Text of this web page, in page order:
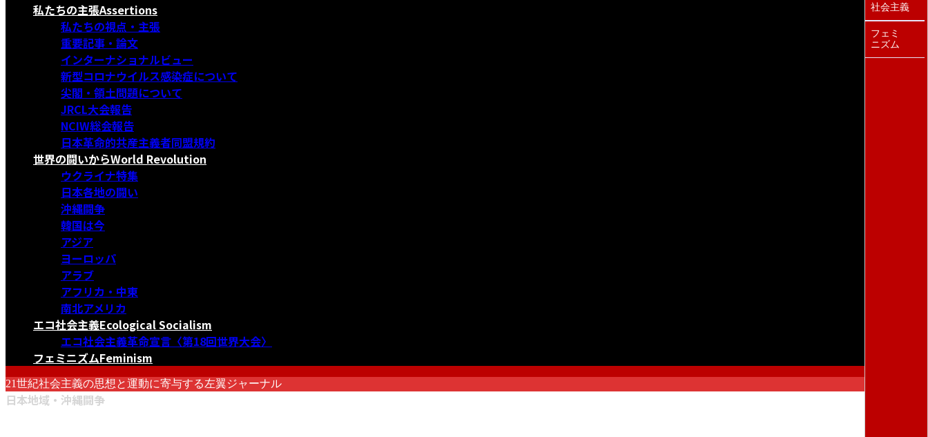
私たちの主張Assertions
私たちの視点・主張
重要記事・論文
インターナショナルビュー
新型コロナウイルス感染症について
尖閣・領土問題について
JRCL大会報告
NCIW総会報告
日本革命的共産主義者同盟規約
世界の闘いからWorld Revolution
ウクライナ特集
日本各地の闘い
沖縄闘争
韓国は今
アジア
ヨーロッパ
アラブ
アフリカ・中東
南北アメリカ
エコ社会主義Ecological Socialism
エコ社会主義革命宣言〈第18回世界大会〉
フェミニズムFeminism
21世紀社会主義の思想と運動に寄与する左翼ジャーナル
日本地域・沖縄闘争
社会主義
フェミ
ニズム